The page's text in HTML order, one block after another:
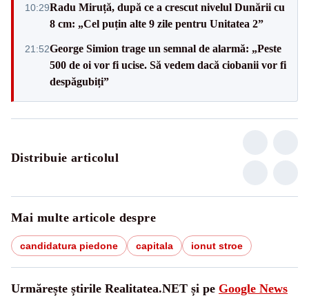
10:29Radu Miruță, după ce a crescut nivelul Dunării cu
8 cm: „Cel puțin alte 9 zile pentru Unitatea 2”
21:52George Simion trage un semnal de alarmă: „Peste
500 de oi vor fi ucise. Să vedem dacă ciobanii vor fi
despăgubiți”
Distribuie articolul
Mai multe articole despre
candidatura piedone capitala ionut stroe
Urmărește știrile Realitatea.NET și pe Google News